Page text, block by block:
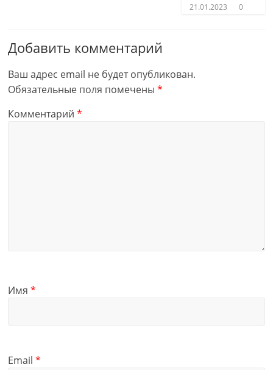
21.01.2023 0
Добавить комментарий
Ваш адрес email не будет опубликован.
Обязательные поля помечены*
Комментарий*
Имя*
Email*